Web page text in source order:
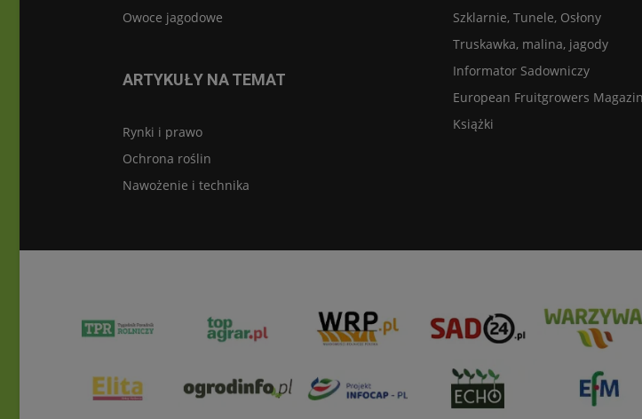
Owoce jagodowe
ARTYKUŁY NA TEMAT
Rynki i prawo
Ochrona roślin
Nawożenie i technika
Szklarnie, Tunele, Osłony
Truskawka, malina, jagody
Informator Sadowniczy
European Fruitgrowers
Książki